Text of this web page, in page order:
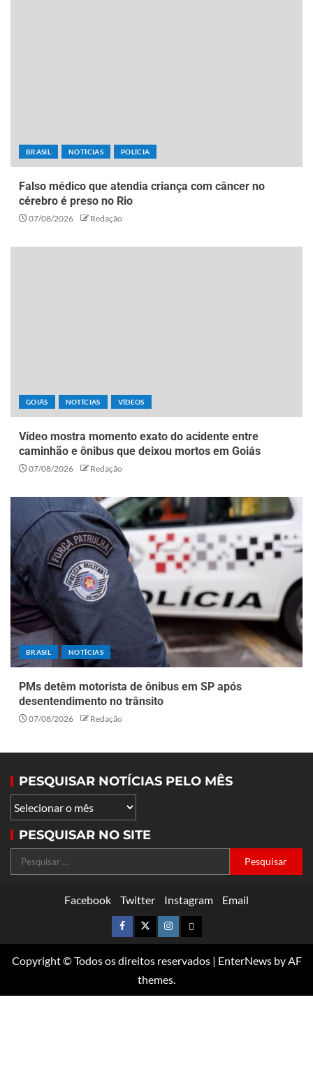
BRASIL NOTÍCIAS POLÍCIA
Falso médico que atendia criança com câncer no
cérebro é preso no Rio
07/08/2026 Redação
GOIÁS NOTÍCIAS VÍDEOS
Vídeo mostra momento exato do acidente entre
caminhão e ônibus que deixou mortos em Goiás
07/08/2026 Redação
BRASIL NOTÍCIAS
PMs detêm motorista de ônibus em SP após
desentendimento no trânsito
07/08/2026 Redação
PESQUISAR NOTÍCIAS PELO MÊS
PESQUISAR NO SITE
Facebook Twitter Instagram Email
Copyright © Todos os direitos reservados | EnterNewsby AF
themes.